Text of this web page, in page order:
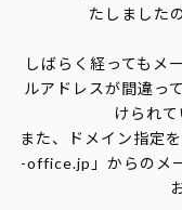
たしました
しばらく経ってもメ
ルアドレスが間違っ
けられて
また、ドメイン指定
-office.jp」からのメ